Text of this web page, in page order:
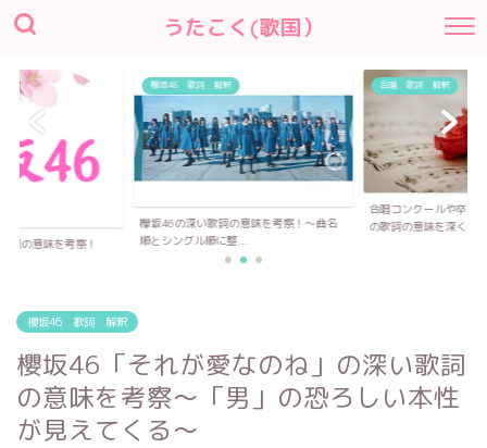
うたこく(歌国）
詞の意味を考察！
欅坂46 歌詞 解釈
欅坂46の深い歌詞の意味を考察！〜曲名
順とシングル順に整...
合唱 歌詞 解釈
合唱コンクールや卒業
の歌詞の意味を深く...
櫻坂46 歌詞 解釈
櫻坂46「それが愛なのね」の深い歌詞
の意味を考察〜「男」の恐ろしい本性
が見えてくる〜